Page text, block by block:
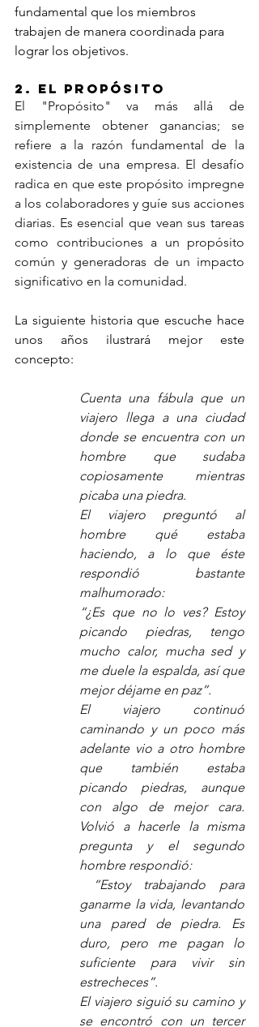
fundamental que los miembros
trabajen de manera coordinada para
lograr los objetivos.
2. El Propósito
El "Propósito" va más allá de
simplemente obtener ganancias; se
refiere a la razón fundamental de la
existencia de una empresa. El desafío
radica en que este propósito impregne
a los colaboradores y guíe sus acciones
diarias. Es esencial que vean sus tareas
como contribuciones a un propósito
común y generadoras de un impacto
significativo en la comunidad.
La siguiente historia que escuche hace
unos años ilustrará mejor este
concepto:
Cuenta una fábula que un
viajero llega a una ciudad
donde se encuentra con un
hombre que sudaba
copiosamente mientras
picaba una piedra.
El viajero preguntó al
hombre qué estaba
haciendo, a lo que éste
respondió bastante
malhumorado:
“¿Es que no lo ves? Estoy
picando piedras, tengo
mucho calor, mucha sed y
me duele la espalda, así que
mejor déjame en paz”.
El viajero continuó
caminando y un poco más
adelante vio a otro hombre
que también estaba
picando piedras, aunque
con algo de mejor cara.
Volvió a hacerle la misma
pregunta y el segundo
hombre respondió:
“Estoy trabajando para
ganarme la vida, levantando
una pared de piedra. Es
duro, pero me pagan lo
suficiente para vivir sin
estrecheces”.
El viajero siguió su camino y
se encontró con un tercer